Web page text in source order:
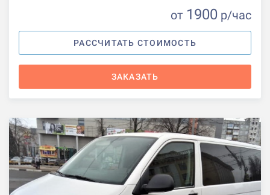
от 1900 р/час
РАССЧИТАТЬ СТОИМОСТЬ
ЗАКАЗАТЬ